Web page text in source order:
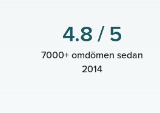
4.8 / 5
7000+ omdömen sedan
2014